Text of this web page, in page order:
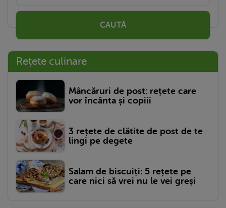
CAUTĂ
Rețete culinare
Mâncăruri de post: rețete care
vor încânta și copiii
3 rețete de clătite de post de te
lingi pe degete
Salam de biscuiți: 5 rețete pe
care nici să vrei nu le vei greși